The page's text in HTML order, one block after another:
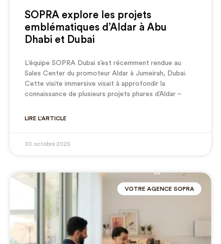
SOPRA explore les projets
emblématiques d’Aldar à Abu
Dhabi et Dubai
L’équipe SOPRA Dubai s’est récemment rendue au
Sales Center du promoteur Aldar à Jumeirah, Dubai.
Cette visite immersive visait à approfondir la
connaissance de plusieurs projets phares d’Aldar –
LIRE L'ARTICLE
30 octobre 2025
VOTRE AGENCE SOPRA